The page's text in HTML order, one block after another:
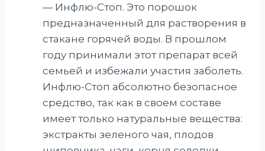
— Инфлю-Стоп. Это порошок
предназначенный для растворения в
стакане горячей воды. В прошлом
году принимали этот препарат всей
семьей и избежали участия заболеть.
Инфлю-Стоп абсолютно безопасное
средство, так как в своем составе
имеет только натуральные вещества:
экстракты зеленого чая, плодов